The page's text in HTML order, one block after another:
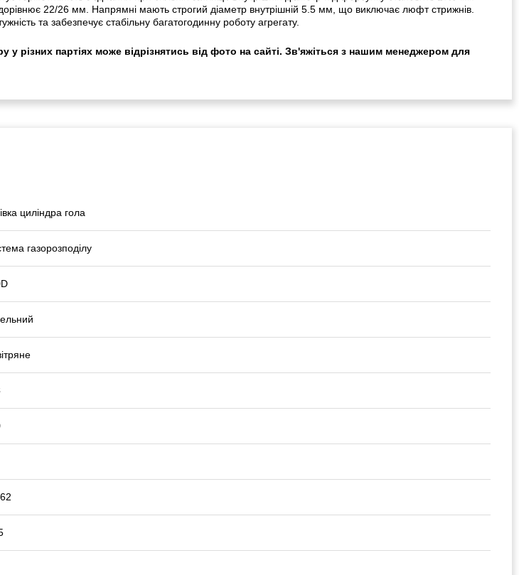
22/26 мм. Напрямні мають строгий діаметр внутрішній 5.5 мм, що виключає люфт стрижнів.
та забезпечує стабільну багатогодинну роботу агрегату.
різних партіях може відрізнятись від фото на сайті. Зв'яжіться з нашим менеджером для
циліндра гола
газорозподілу